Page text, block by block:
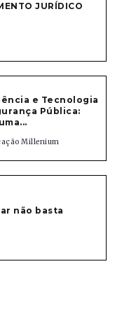
JURÍDICO
e Tecnologia
Pública:
Millenium
não basta